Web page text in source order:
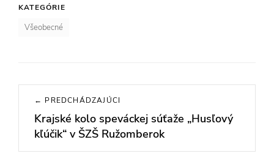
KATEGÓRIE
Všeobecné
Navigácia
článku
← PREDCHÁDZAJÚCI
Previous
post:
Krajské kolo speváckej súťaže „Husľový
kľúčik“ v ŠZŠ Ružomberok